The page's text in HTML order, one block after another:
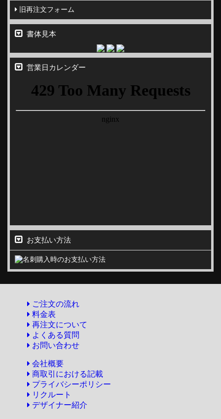
旧再注文フォーム
書体見本
営業日カレンダー
お支払い方法
ご注文の流れ
料金表
再注文について
よくある質問
お問い合わせ
会社概要
商取引における記載
プライバシーポリシー
リクルート
デザイナー紹介